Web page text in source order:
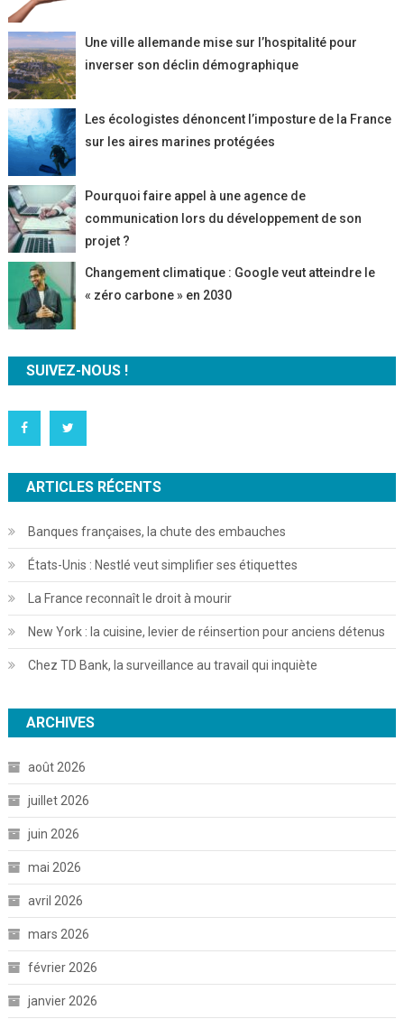
Une ville allemande mise sur l’hospitalité pour
inverser son déclin démographique
Les écologistes dénoncent l’imposture de la France
sur les aires marines protégées
Pourquoi faire appel à une agence de
communication lors du développement de son
projet ?
Changement climatique : Google veut atteindre le
« zéro carbone » en 2030
SUIVEZ-NOUS !
ARTICLES RÉCENTS
Banques françaises, la chute des embauches
États-Unis : Nestlé veut simplifier ses étiquettes
La France reconnaît le droit à mourir
New York : la cuisine, levier de réinsertion pour anciens détenus
Chez TD Bank, la surveillance au travail qui inquiète
ARCHIVES
août 2026
juillet 2026
juin 2026
mai 2026
avril 2026
mars 2026
février 2026
janvier 2026